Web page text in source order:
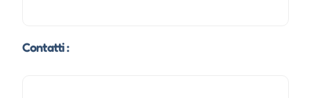
Contatti :